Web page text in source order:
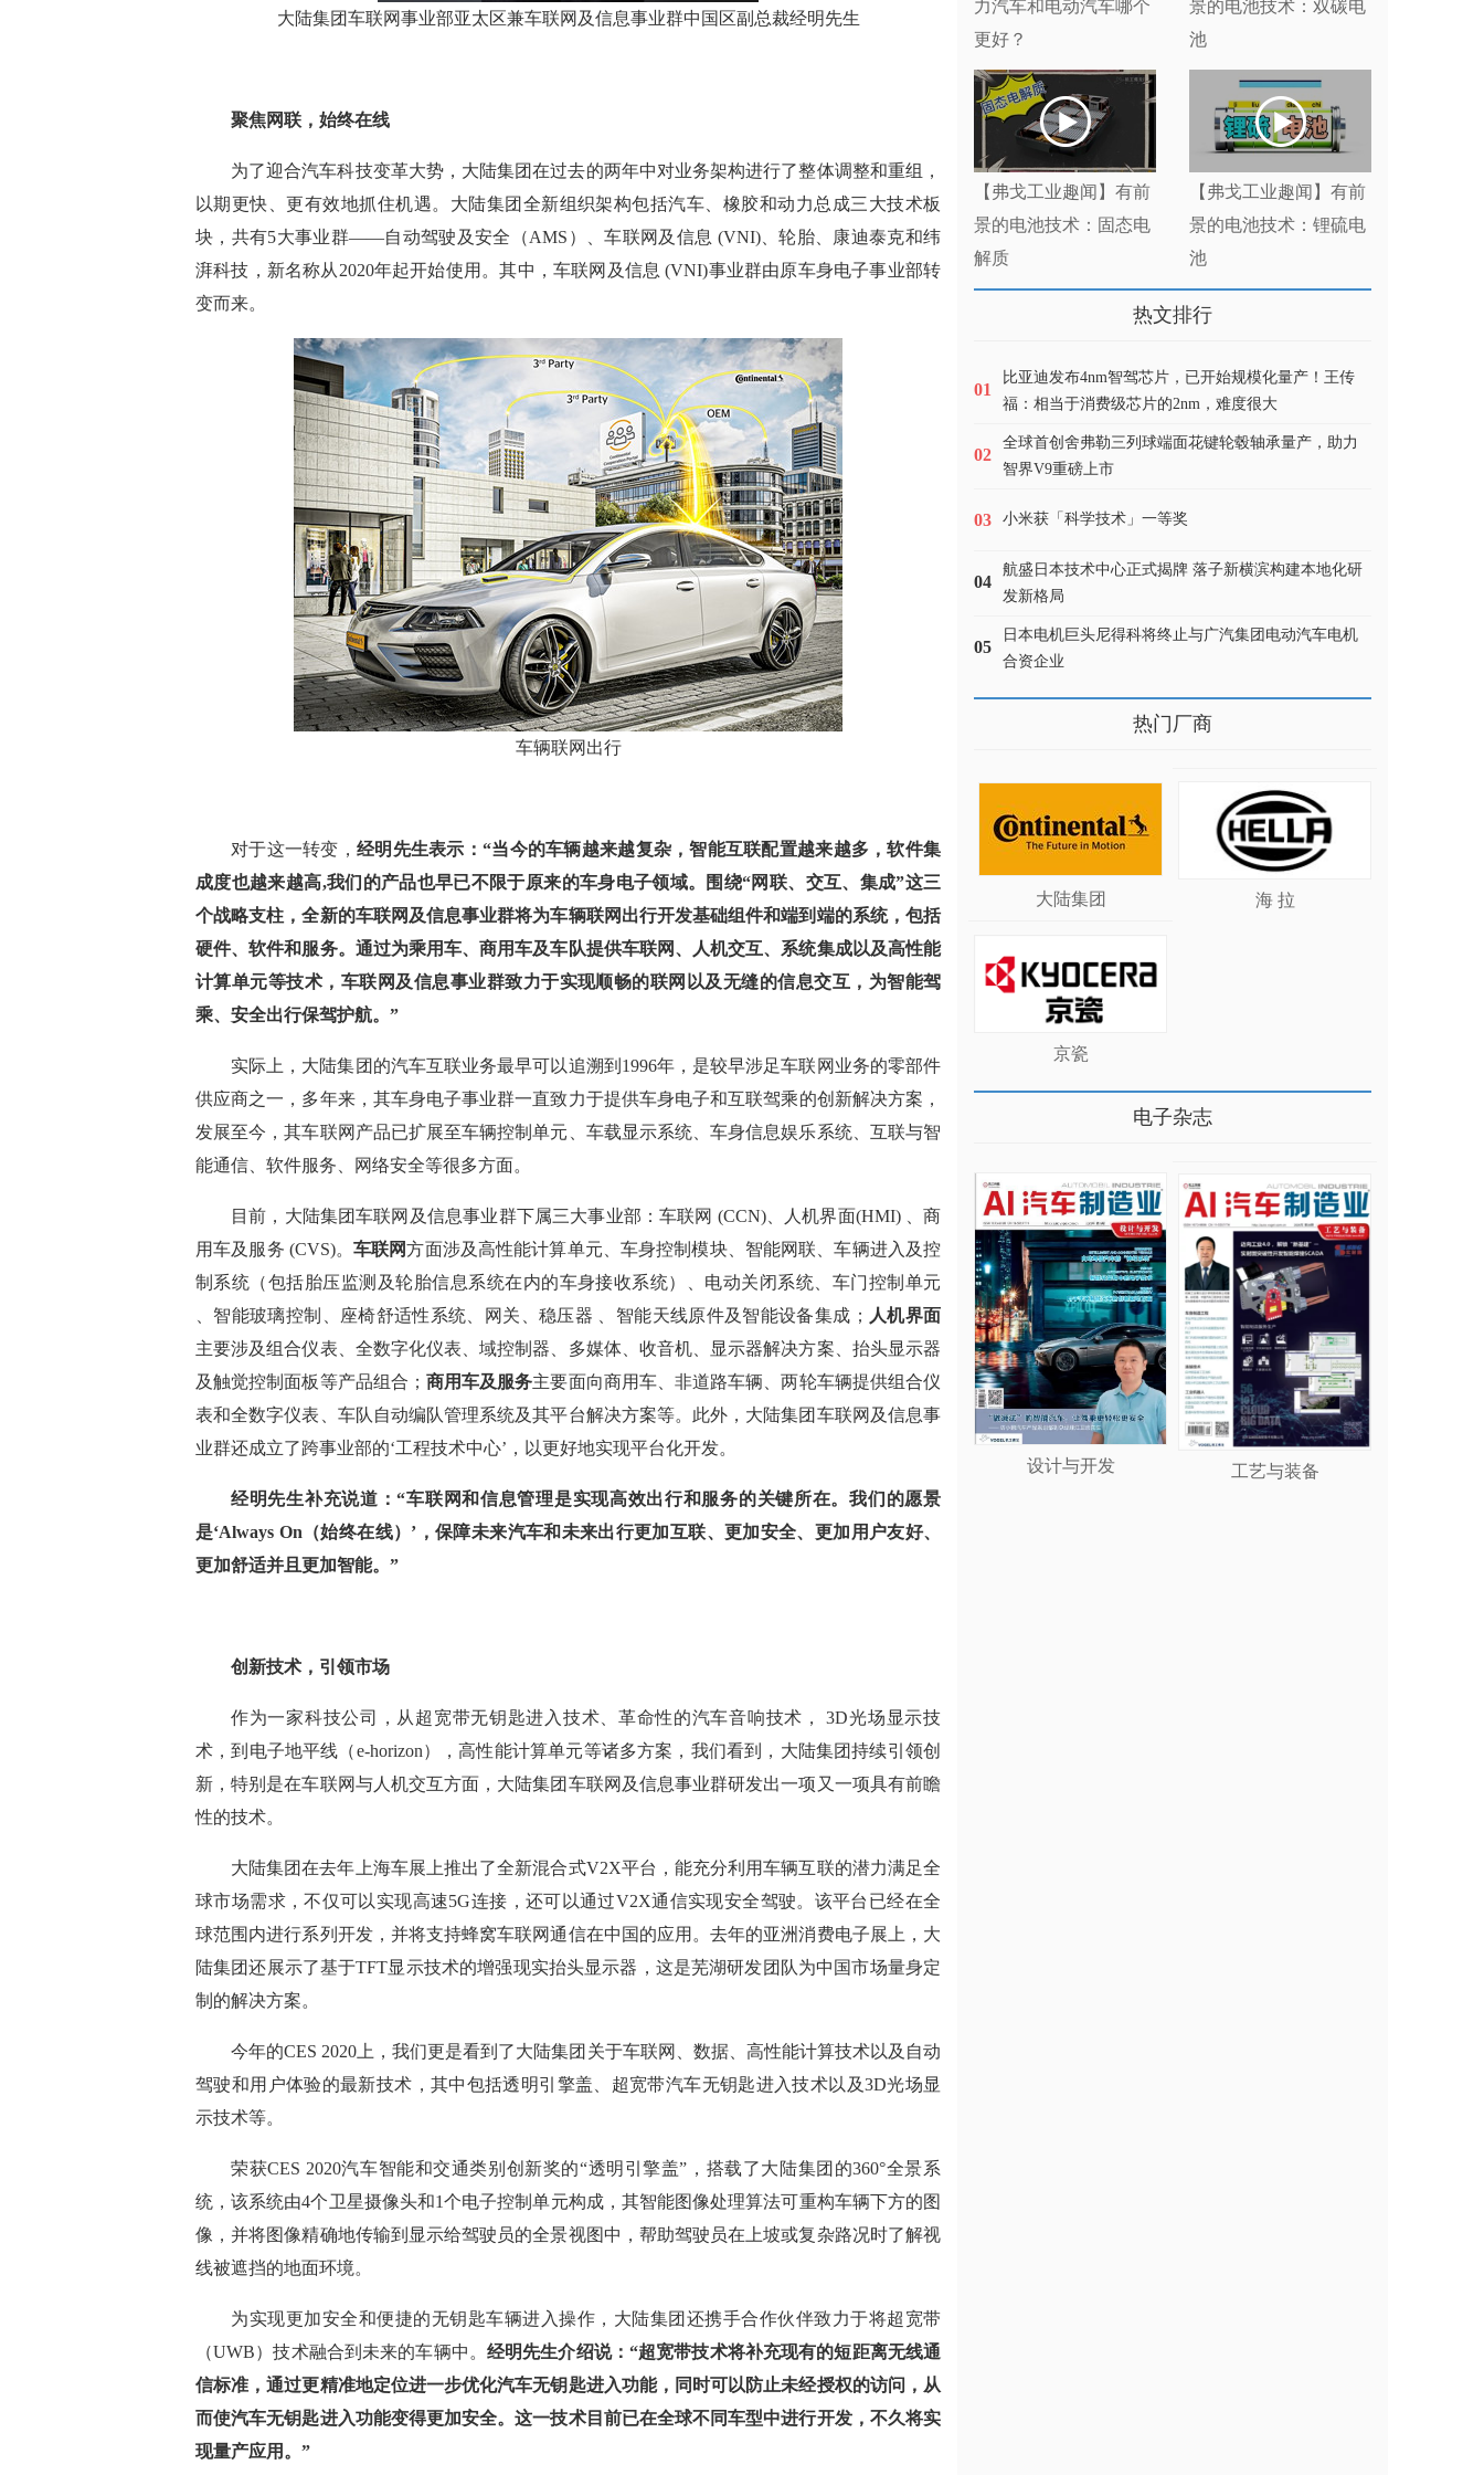
大陆集团车联网事业部亚太区兼车联网及信息事业群中国区副总裁经明先生
聚焦网联，始终在线
为了迎合汽车科技变革大势，大陆集团在过去的两年中对业务架构进行了整体调整和重组，
以期更快、更有效地抓住机遇。大陆集团全新组织架构包括汽车、橡胶和动力总成三大技术板
块，共有5大事业群——自动驾驶及安全（AMS）、车联网及信息 (VNI)、轮胎、康迪泰克和纬
湃科技， 新名称从 2020年起开始使用 。其中，车联网及信息 (VNI)事业群由原车身电子事业部转
变而来。
车辆联网出行
对于这一转变， 经明先生表示： “当今的车辆越来越复杂，智能互联配置越来越多，软件集
成度也越来越高,我们的产品也早已不限于原来的车身电子领域。围绕“网联、交互、集成”这三
个战略支柱，全新的车联网及信息事业群将为车辆联网出行开发基础组件和端到端的系统，包括
硬件、软件和服务。通过为乘用车、商用车及车队提供车联网、人机交互、系统集成以及高性能
计算单元等技术，车联网及信息事业群致力于实现顺畅的联网以及无缝的信息交互，为智能驾
乘、安全出行保驾护航。”
实际上，大陆集团的汽车互联业务最早可以追溯到 1996年，是较早涉足车联网业务的零部件
供应商之一，多年来，其车身电子事业群一直致力于提供车身电子和互联驾乘的创新解决方案，
发展至今，其车联网产品已扩展至车辆控制单元、车载显示系统、车身信息娱乐系统、互联与智
能通信、软件服务、网络安全等很多方面。
目前， 大陆集团车联网及信息事业群下属三大事业部：车联网 (CCN)、 人机界面(HMI) 、商
用车及服务 (CVS)。 车联网方面涉及高性能计算单元、车身控制模块、智能网联、车辆进入及控
制系统（包括胎压监测及轮胎信息系统在内的车身接收系统）、电动关闭系统、车门控制单元
、智能玻璃控制、座椅舒适性系统、网关、稳压器
、智能天线原件及智能设备集成； 人机界面
主要涉及组合仪表、全数字化仪表、域控制器、多媒体、收音机、显示器解决方案、抬头显示器
及触觉控制面板等产品组合； 商用车及服务主要面向商用车、非道路车辆、两轮车辆提供组合仪
表和全数字仪表、车队自动编队管理系统及其平台解决方案等。此外，大陆集团车联网及信息事
业群还成立了跨事业部的‘工程技术中心’，以更好地实现平台化开发。
经明先生补充说道：“车联网和信息管理是实现高效出行和服务的关键所在。我们的愿景
是‘Always On（始终在线）’，保障未来汽车和未来出行更加互联、更加安全、更加用户友好、
更加舒适并且更加智能。”
创新技术，引领市场
作为一家科技公司，从 超宽带无钥匙进入技术、革命性的汽车音响技术， 3D光场显示技
术，到 电子地平线（e-horizon），高性能计算单元等诸多方案，我们看到，大陆集团持续引领创
新，特别是在车联网与人机交互方面， 大陆集团车联网及信息事业群研发出一项又一项具有前瞻
性的技术。
大陆集团在去年上海车展上推出了全新混合式V2X平台，能充分利用车辆互联的潜力满足全
球市场需求，不仅可以实现高速5G连接，还可以通过V2X通信实现安全驾驶。该平台已经在全
球范围内进行系列开发，并将支持蜂窝车联网通信在中国的应用。去年的亚洲消费电子展上，大
陆集团还展示了基于TFT显示技术的增强现实抬头显示器，这是芜湖研发团队为中国市场量身定
制的解决方案。
今年的CES 2020 上，我们更是看到 了大陆集团关于车联网、数据、高性能计算技术以及自动
驾驶和用户体验的最新技术 ，其中包括透明引擎盖、 超宽带汽车无钥匙进入技术以及3D光场显
示技术等。
荣获CES 2020汽车智能和交通类别创新奖的“透明引擎盖”， 搭载了大陆集团的360°全景系
统，该系统由4个卫星摄像头和1个电子控制单元构成，其智能图像处理算法可重构车辆下方的图
像，并将图像精确地传输到显示给驾驶员的全景视图中 ，帮助驾驶员在上坡或复杂路况时了解视
线被遮挡的地面环境。
为实现更加安全和便捷的无钥匙车辆进入操作，大陆集团还携手合作伙伴致力于将超宽带
（UWB）技术融合到未来的车辆中。 经明先生介绍说：“超宽带技术将补充现有的短距离无线通
信标准，通过更精准地定位进一步优化汽车无钥匙进入功能，同时可以防止未经授权的访问，从
而使汽车无钥匙进入功能变得更加安全。这一技术目前已在全球不同车型中进行开发，不久将实
现量产应用。”
力汽车和电动汽车哪个
更好？
景的电池技术：双碳电
池
【弗戈工业趣闻】有前
景的电池技术：固态电
解质
【弗戈工业趣闻】有前
景的电池技术：锂硫电
池
热文排行
01
比亚迪发布4nm智驾芯片，已开始规模化量产！王传
福：相当于消费级芯片的2nm，难度很大
02
全球首创舍弗勒三列球端面花键轮毂轴承量产，助力
智界V9重磅上市
03 小米获「科学技术」一等奖
04
航盛日本技术中心正式揭牌 落子新横滨构建本地化研
发新格局
05
日本电机巨头尼得科将终止与广汽集团电动汽车电机
合资企业
热门厂商
大陆集团 海 拉
京瓷
电子杂志
设计与开发 工艺与装备